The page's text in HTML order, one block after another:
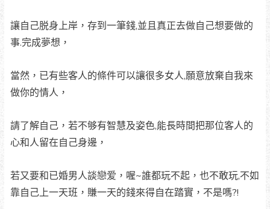
讓自己脱身上岸，存到一筆錢,並且真正去做自己想要做的
事.完成夢想，
當然，已有些客人的條件可以讓很多女人,願意放棄自我來
做你的情人，
請了解自己，若不够有智慧及姿色,能長時間把那位客人的
心和人留在自己身邊，
若又要和已婚男人談戀爱，喔~誰都玩不起，也不敢玩,不如
靠自己上一天班，賺一天的錢來得自在踏實，不是嗎?!